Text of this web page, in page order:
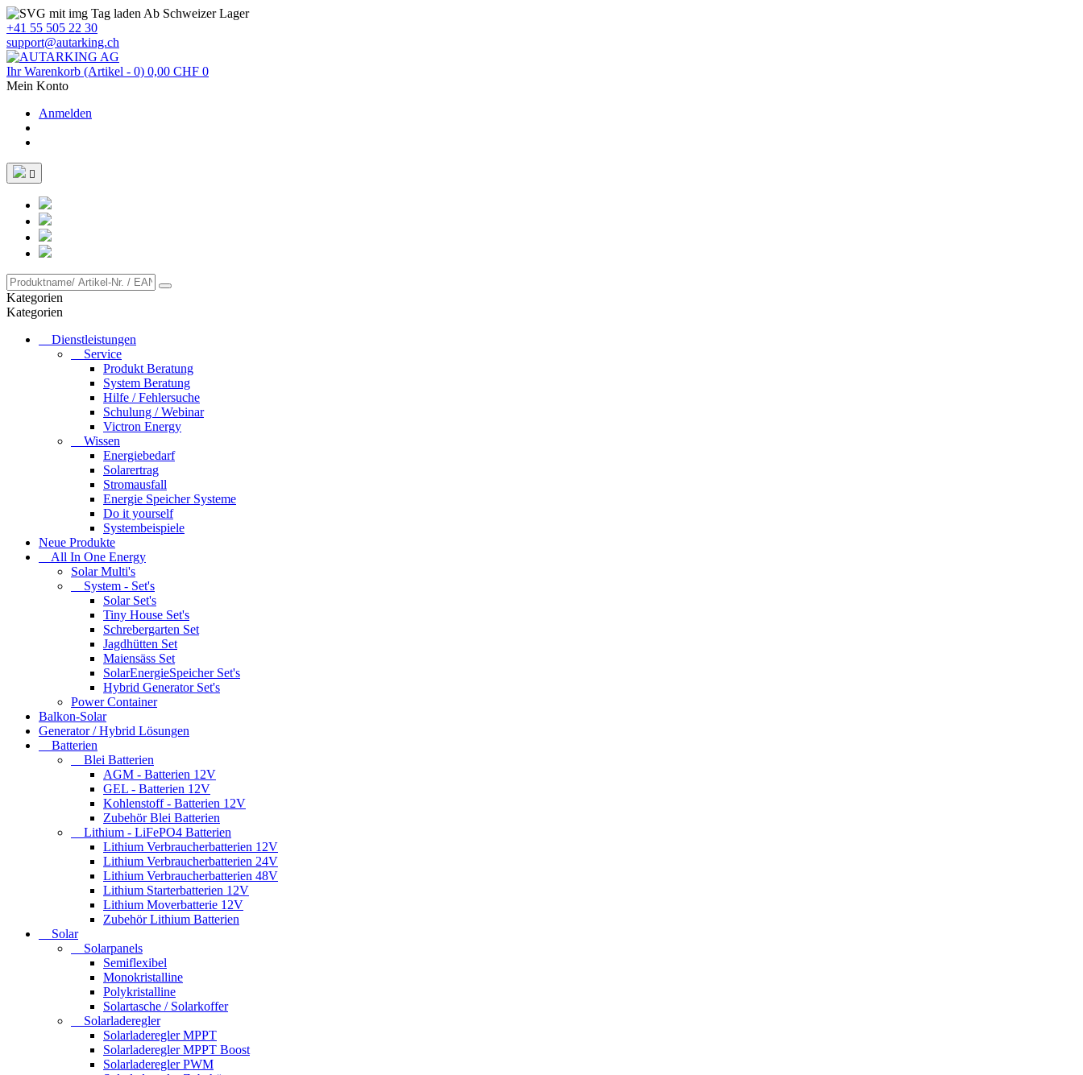
Ab Schweizer Lager
+41 55 505 22 30
support@autarking.ch
Ihr Warenkorb (Artikel - 0) 0,00 CHF 0
Mein Konto
Anmelden

Kategorien
Kategorien
Dienstleistungen
Service
Produkt Beratung
System Beratung
Hilfe / Fehlersuche
Schulung / Webinar
Victron Energy
Wissen
Energiebedarf
Solarertrag
Stromausfall
Energie Speicher Systeme
Do it yourself
Systembeispiele
Neue Produkte
All In One Energy
Solar Multi's
System - Set's
Solar Set's
Tiny House Set's
Schrebergarten Set
Jagdhütten Set
Maiensäss Set
SolarEnergieSpeicher Set's
Hybrid Generator Set's
Power Container
Balkon-Solar
Generator / Hybrid Lösungen
Batterien
Blei Batterien
AGM - Batterien 12V
GEL - Batterien 12V
Kohlenstoff - Batterien 12V
Zubehör Blei Batterien
Lithium - LiFePO4 Batterien
Lithium Verbraucherbatterien 12V
Lithium Verbraucherbatterien 24V
Lithium Verbraucherbatterien 48V
Lithium Starterbatterien 12V
Lithium Moverbatterie 12V
Zubehör Lithium Batterien
Solar
Solarpanels
Semiflexibel
Monokristalline
Polykristalline
Solartasche / Solarkoffer
Solarladeregler
Solarladeregler MPPT
Solarladeregler MPPT Boost
Solarladeregler PWM